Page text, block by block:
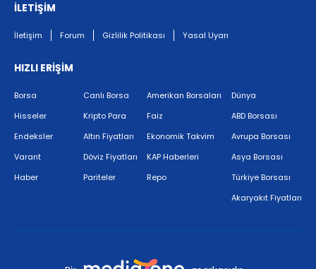
İLETİŞİM
İletişim Forum Gizlilik Politikası Yasal Uyarı
HIZLI ERİŞİM
Borsa
Hisseler
Endeksler
Varant
Haber
Canlı Borsa
Kripto Para
Altın Fiyatları
Döviz Fiyatları
Pariteler
Amerikan Borsaları
Faiz
Ekonomik Takvim
KAP Haberleri
Repo
Dünya
ABD Borsası
Avrupa Borsası
Asya Borsası
Türkiye Borsası
Akaryakıt Fiyatları